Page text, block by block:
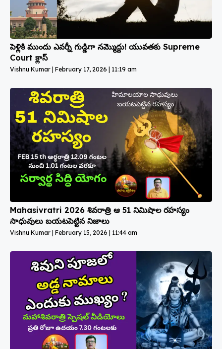
పెళ్లికి ముందు ఎవర్నీ గుడ్డిగా నమ్మొద్దు! యువతకు Supreme
Court క్లాస్
Vishnu Kumar February 17, 2026 11:19 am
Mahasivratri 2026 శివరాత్రి ఆ 51 నిమిషాల రహస్యం
సాధువులు బయటపెట్టిన నిజాలు
Vishnu Kumar February 15, 2026 11:44 am